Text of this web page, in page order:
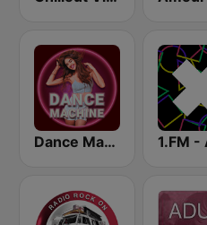
Dance Machine